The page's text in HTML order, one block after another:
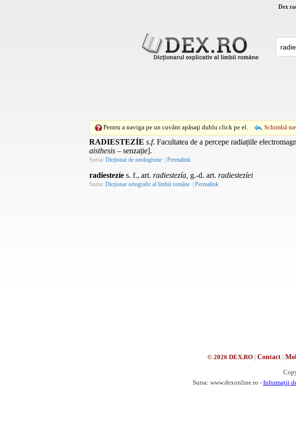
Dex
Pentru a naviga pe un cuvânt apăsaţi dublu click pe el. Schimbă
RADIESTEZÍE s.f. Facultatea de a percepe radiațiile
aisthesis – senzație].
Sursa: Dicționar de neologisme | Permalink
radiestezíe s. f., art. radiestezía, g.-d. art. radiestezíei
Sursa: Dicționar ortografic al limbii române | Permalink
© 2026 DEX.RO| Contact|
Sursa: www.dexonline.ro - Informații